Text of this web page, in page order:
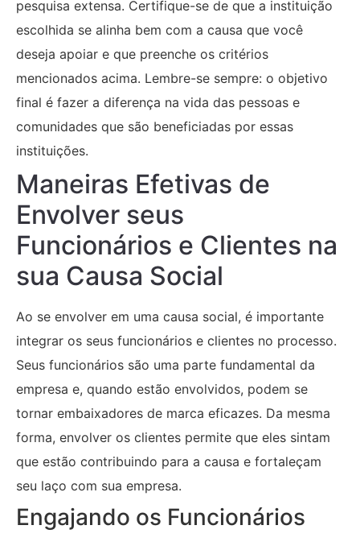
pesquisa extensa. Certifique-se de que a instituição
escolhida se alinha bem com a causa que você
deseja apoiar e que preenche os critérios
mencionados acima. Lembre-se sempre: o objetivo
final é fazer a diferença na vida das pessoas e
comunidades que são beneficiadas por essas
instituições.
Maneiras Efetivas de
Envolver seus
Funcionários e Clientes na
sua Causa Social
Ao se envolver em uma causa social, é importante
integrar os seus funcionários e clientes no processo.
Seus funcionários são uma parte fundamental da
empresa e, quando estão envolvidos, podem se
tornar embaixadores de marca eficazes. Da mesma
forma, envolver os clientes permite que eles sintam
que estão contribuindo para a causa e fortaleçam
seu laço com sua empresa.
Engajando os Funcionários